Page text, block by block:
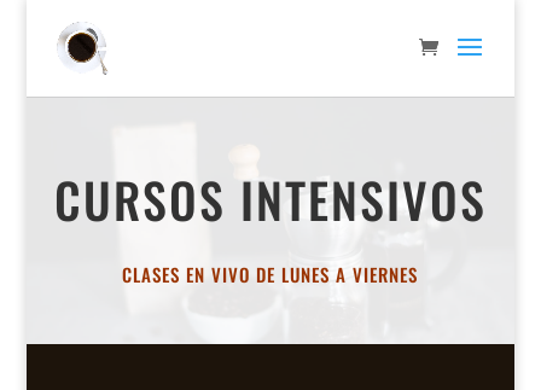
CURSOS INTENSIVOS
CLASES EN VIVO DE LUNES A VIERNES